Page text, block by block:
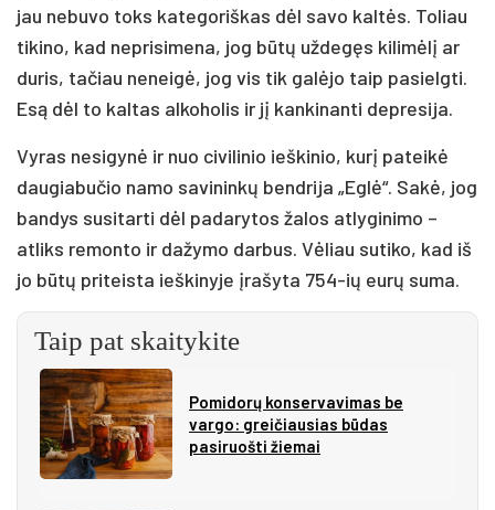
jau nebuvo toks kategoriškas dėl savo kaltės. Toliau
tikino, kad neprisimena, jog būtų uždegęs kilimėlį ar
duris, tačiau neneigė, jog vis tik galėjo taip pasielgti.
Esą dėl to kaltas alkoholis ir jį kankinanti depresija.
Vyras nesigynė ir nuo civilinio ieškinio, kurį pateikė
daugiabučio namo savininkų bendrija „Eglė“. Sakė, jog
bandys susitarti dėl padarytos žalos atlyginimo –
atliks remonto ir dažymo darbus. Vėliau sutiko, kad iš
jo būtų priteista ieškinyje įrašyta 754-ių eurų suma.
Taip pat skaitykite
Pomidorų konservavimas be
vargo: greičiausias būdas
pasiruošti žiemai